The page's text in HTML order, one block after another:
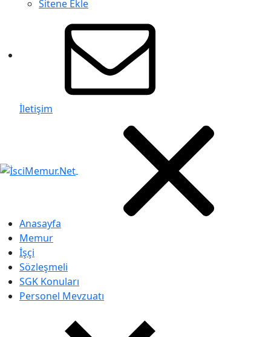
Sitene Ekle
İletişim
Anasayfa
Memur
İşçi
Sözleşmeli
SGK Konuları
Personel Mevzuatı